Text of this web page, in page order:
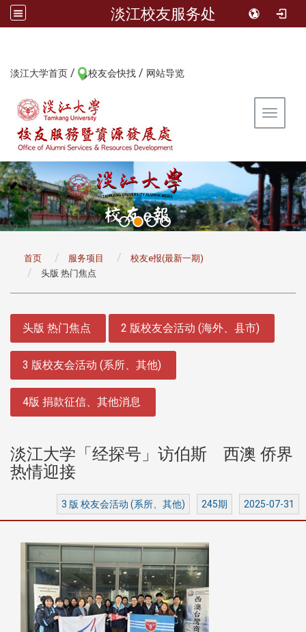
淡江校友服务处
淡江大学首页 / 校友会快找 / 网站导览
Toggle
首页 服务项目
校友e报(最新一期)
头版 热门焦点
头版 热门焦点 2 版校友会活动 (海外、县市)
3 版校友会活动 (系所、其他)
4版 捐款征信、其他消息
淡江大学「经探号」访伯斯 西澳 侨界
热情迎接
3 版 校友会活动 (系所、其他) 245期 2025-07-31